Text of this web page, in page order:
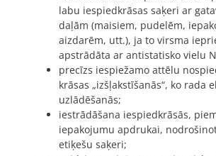
labu iespiedkrāsas saķeri ar
daļām (maisiem, pudelēm,
aizdarēm, utt.), ja to virsma
apstrādāta ar antistatisko vielu
precīzs iespiežamo attēlu
krāsas „izšļakstīšanās“, ko rada
uzlādēšanās;
iestrādāšana iespiedkrāsās,
iepakojumu apdrukai,
etiķešu saķeri;